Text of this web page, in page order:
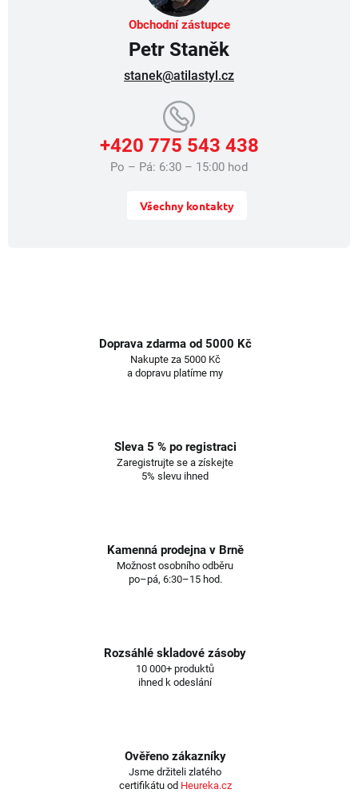
y
v
p
s
Obchodní zástupce
Petr Staněk
stanek@atilastyl.cz
+420 775 543 438
Po – Pá: 6:30 – 15:00 hod
Všechny kontakty
Doprava zdarma od 5000 Kč
Nakupte za 5000 Kč
a dopravu platíme my
Sleva 5 % po registraci
Zaregistrujte se a získejte
5% slevu ihned
Kamenná prodejna v Brně
Možnost osobního odběru
po–pá, 6:30–15 hod.
Rozsáhlé skladové zásoby
10 000+ produktů
ihned k odeslání
Ověřeno zákazníky
Jsme držiteli zlatého
certifikátu od Heureka.cz